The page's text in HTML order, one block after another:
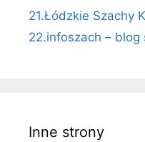
21.Łódzkie Szachy
22.infoszach – blog
Inne strony